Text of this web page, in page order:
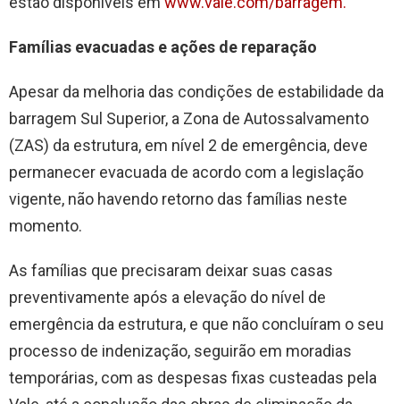
Famílias evacuadas e ações de reparação
Apesar da melhoria das condições de estabilidade da
barragem Sul Superior, a Zona de Autossalvamento
(ZAS) da estrutura, em nível 2 de emergência, deve
permanecer evacuada de acordo com a legislação
vigente, não havendo retorno das famílias neste
momento.
As famílias que precisaram deixar suas casas
preventivamente após a elevação do nível de
emergência da estrutura, e que não concluíram o seu
processo de indenização, seguirão em moradias
temporárias, com as despesas fixas custeadas pela